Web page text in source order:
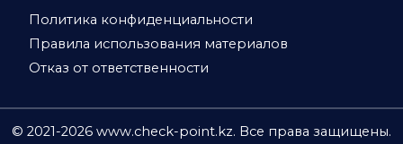
Политика конфиденциальности
Правила использования материалов
Отказ от ответственности
© 2021-2026 www.check-point.kz. Все права защищены.